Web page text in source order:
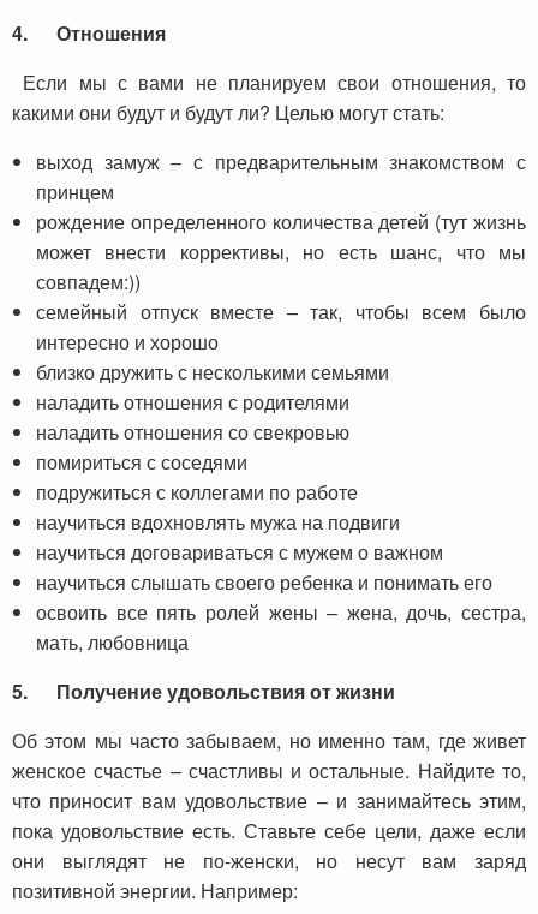
4. Отношения
Если мы с вами не планируем свои отношения, то
какими они будут и будут ли? Целью могут стать:
выход замуж – с предварительным знакомством с
принцем
рождение определенного количества детей (тут жизнь
может внести коррективы, но есть шанс, что мы
совпадем:))
семейный отпуск вместе – так, чтобы всем было
интересно и хорошо
близко дружить с несколькими семьями
наладить отношения с родителями
наладить отношения со свекровью
помириться с соседями
подружиться с коллегами по работе
научиться вдохновлять мужа на подвиги
научиться договариваться с мужем о важном
научиться слышать своего ребенка и понимать его
освоить все пять ролей жены – жена, дочь, сестра,
мать, любовница
5. Получение удовольствия от жизни
Об этом мы часто забываем, но именно там, где живет
женское счастье – счастливы и остальные. Найдите то,
что приносит вам удовольствие – и занимайтесь этим,
пока удовольствие есть. Ставьте себе цели, даже если
они выглядят не по-женски, но несут вам заряд
позитивной энергии. Например: